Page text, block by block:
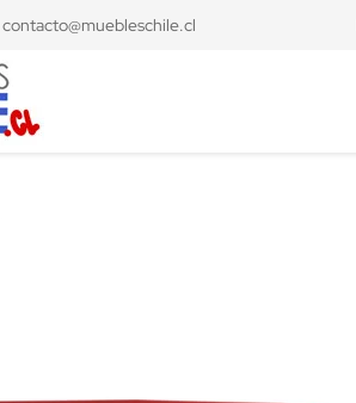
contacto@muebleschile.cl